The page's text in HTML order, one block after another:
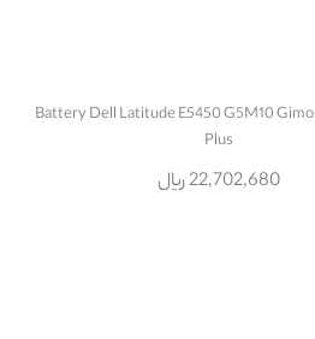
باتری لپتاپ دل Battery Dell Latitude E5450 G5M10 Gimo
Plus
22,702,680 ریال